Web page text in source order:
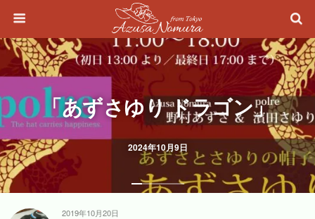
2024年10月9日
「あずさゆり ドラゴン」
2019年10月20日